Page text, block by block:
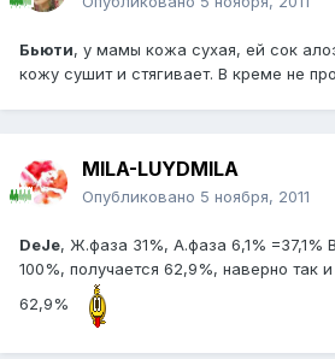
Бьюти, у мамы кожа сухая, ей сок
кожу сушит и стягивает. В креме не
MILA-LUYDMILA
Опубликовано 5 ноября, 2011
DeJe, Ж.фаза 31%, А.фаза 6,1% =37,1%
100%, получается 62,9%, наверно так
62,9%